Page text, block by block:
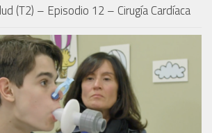
(T2) – Episodio 12 – Cirugía Cardíaca